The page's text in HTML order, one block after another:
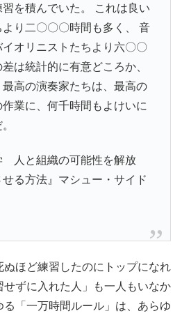
を積んでいた。 これは良い
り二〇〇〇時間も多く、 音
オリニストたちより六〇〇
は統計的に有意どころか、
高の演奏家たちは、最高の
業に、何千時間もよけいに
人と組織の可能性を解放
る方法』マシュー・サイド
ぬほど練習したのにトップになれ
ずに入れた人」も一人もいなか
「一万時間ルール」は、あらゆ